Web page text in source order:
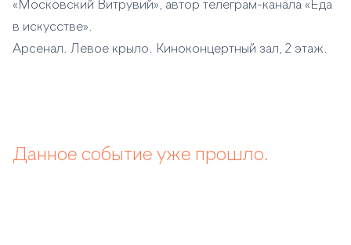
«Московский Витрувий», автор телеграм-канала «Еда
в искусстве».
Арсенал. Левое крыло. Киноконцертный зал, 2 этаж.
Данное событие уже прошло.